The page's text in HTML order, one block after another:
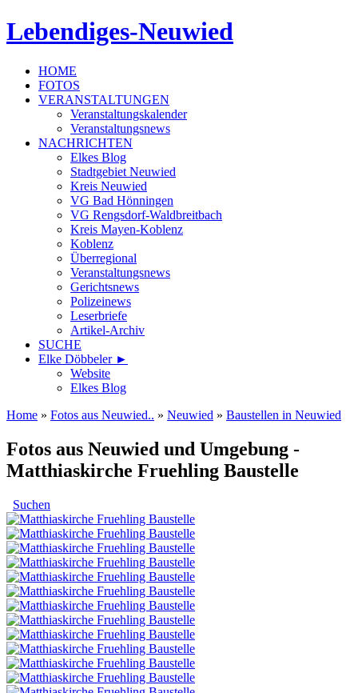
Lebendiges-Neuwied
HOME
FOTOS
VERANSTALTUNGEN
Veranstaltungskalender
Veranstaltungsnews
NACHRICHTEN
Elkes Blog
Stadtgebiet Neuwied
Kreis Neuwied
VG Bad Hönningen
VG Rengsdorf-Waldbreitbach
Kreis Mayen-Koblenz
Koblenz
Überregional
Veranstaltungsnews
Gerichtsnews
Polizeinews
Leserbriefe
Artikel-Archiv
SUCHE
Elke Döbbeler ►
Website
Elkes Blog
Home » Fotos aus Neuwied.. » Neuwied » Baustellen in Neuwied
Fotos aus Neuwied und Umgebung -
Matthiaskirche Fruehling Baustelle
Suchen